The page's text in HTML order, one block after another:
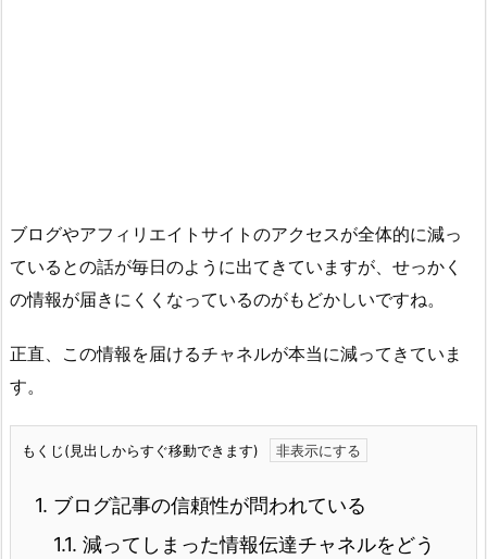
ブログやアフィリエイトサイトのアクセスが全体的に減っ
ているとの話が毎日のように出てきていますが、せっかく
の情報が届きにくくなっているのがもどかしいですね。
正直、この情報を届けるチャネルが本当に減ってきていま
す。
もくじ(見出しからすぐ移動できます)
1. ブログ記事の信頼性が問われている
1.1. 減ってしまった情報伝達チャネルをどう